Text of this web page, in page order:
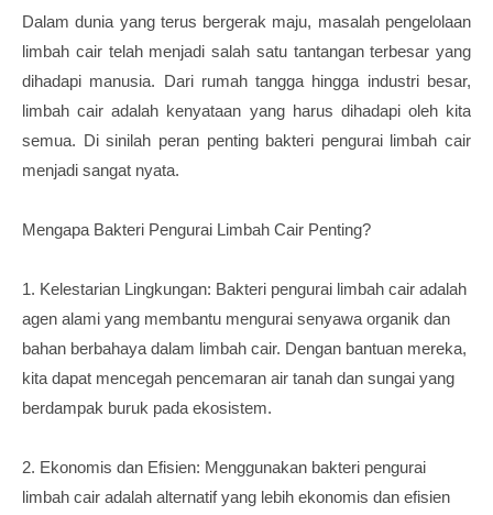
Dalam dunia yang terus bergerak maju, masalah pengelolaan
limbah cair telah menjadi salah satu tantangan terbesar yang
dihadapi manusia. Dari rumah tangga hingga industri besar,
limbah cair adalah kenyataan yang harus dihadapi oleh kita
semua. Di sinilah peran penting bakteri pengurai limbah cair
menjadi sangat nyata.
Mengapa Bakteri Pengurai Limbah Cair Penting?
1. Kelestarian Lingkungan: Bakteri pengurai limbah cair adalah
agen alami yang membantu mengurai senyawa organik dan
bahan berbahaya dalam limbah cair. Dengan bantuan mereka,
kita dapat mencegah pencemaran air tanah dan sungai yang
berdampak buruk pada ekosistem.
2. Ekonomis dan Efisien: Menggunakan bakteri pengurai
limbah cair adalah alternatif yang lebih ekonomis dan efisien